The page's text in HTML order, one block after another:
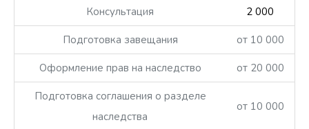
Консультация 2 000
Подготовка завещания от 10 000
Оформление прав на наследство от 20 000
Подготовка соглашения о разделе
наследства
от 10 000